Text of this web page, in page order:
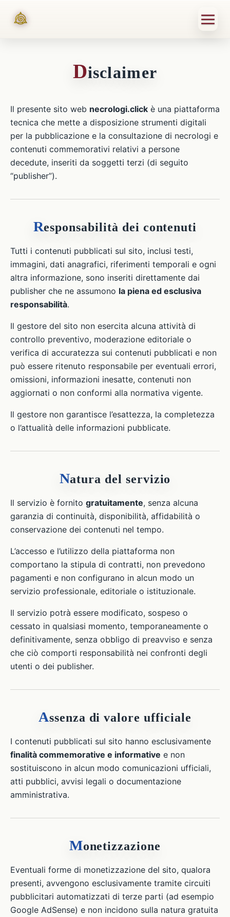
Disclaimer
Il presente sito web necrologi.click è una piattaforma
tecnica che mette a disposizione strumenti digitali
per la pubblicazione e la consultazione di necrologi e
contenuti commemorativi relativi a persone
decedute, inseriti da soggetti terzi (di seguito
“publisher”).
Responsabilità dei contenuti
Tutti i contenuti pubblicati sul sito, inclusi testi,
immagini, dati anagrafici, riferimenti temporali e ogni
altra informazione, sono inseriti direttamente dai
publisher che ne assumono la piena ed esclusiva
responsabilità.
Il gestore del sito non esercita alcuna attività di
controllo preventivo, moderazione editoriale o
verifica di accuratezza sui contenuti pubblicati e non
può essere ritenuto responsabile per eventuali errori,
omissioni, informazioni inesatte, contenuti non
aggiornati o non conformi alla normativa vigente.
Il gestore non garantisce l’esattezza, la completezza
o l’attualità delle informazioni pubblicate.
Natura del servizio
Il servizio è fornito gratuitamente, senza alcuna
garanzia di continuità, disponibilità, affidabilità o
conservazione dei contenuti nel tempo.
L’accesso e l’utilizzo della piattaforma non
comportano la stipula di contratti, non prevedono
pagamenti e non configurano in alcun modo un
servizio professionale, editoriale o istituzionale.
Il servizio potrà essere modificato, sospeso o
cessato in qualsiasi momento, temporaneamente o
definitivamente, senza obbligo di preavviso e senza
che ciò comporti responsabilità nei confronti degli
utenti o dei publisher.
Assenza di valore ufficiale
I contenuti pubblicati sul sito hanno esclusivamente
finalità commemorative e informative e non
sostituiscono in alcun modo comunicazioni ufficiali,
atti pubblici, avvisi legali o documentazione
amministrativa.
Monetizzazione
Eventuali forme di monetizzazione del sito, qualora
presenti, avvengono esclusivamente tramite circuiti
pubblicitari automatizzati di terze parti (ad esempio
Google AdSense) e non incidono sulla natura gratuita